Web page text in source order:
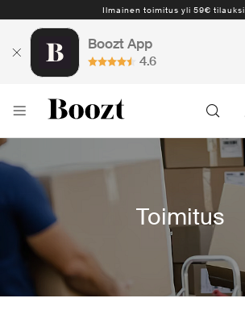
Ilmainen toimitus yli 59€
Boozt App
4.6
Toimitus